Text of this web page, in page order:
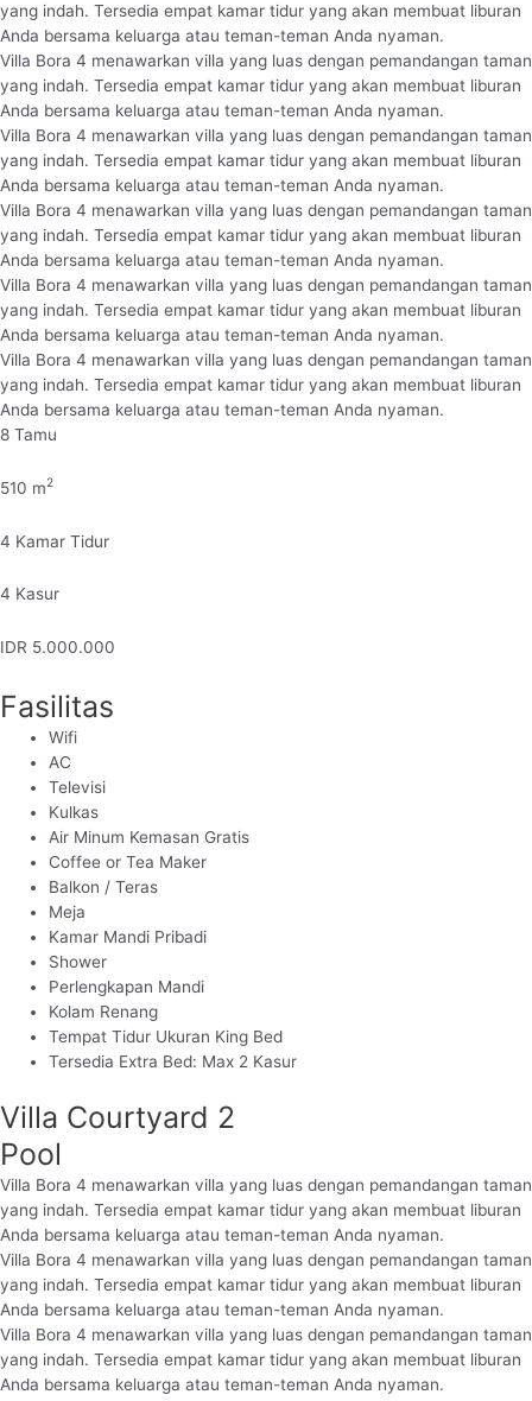
yang indah. Tersedia empat kamar tidur yang akan membuat liburan
Anda bersama keluarga atau teman-teman Anda nyaman.
Villa Bora 4 menawarkan villa yang luas dengan pemandangan taman
yang indah. Tersedia empat kamar tidur yang akan membuat liburan
Anda bersama keluarga atau teman-teman Anda nyaman.
Villa Bora 4 menawarkan villa yang luas dengan pemandangan taman
yang indah. Tersedia empat kamar tidur yang akan membuat liburan
Anda bersama keluarga atau teman-teman Anda nyaman.
Villa Bora 4 menawarkan villa yang luas dengan pemandangan taman
yang indah. Tersedia empat kamar tidur yang akan membuat liburan
Anda bersama keluarga atau teman-teman Anda nyaman.
Villa Bora 4 menawarkan villa yang luas dengan pemandangan taman
yang indah. Tersedia empat kamar tidur yang akan membuat liburan
Anda bersama keluarga atau teman-teman Anda nyaman.
Villa Bora 4 menawarkan villa yang luas dengan pemandangan taman
yang indah. Tersedia empat kamar tidur yang akan membuat liburan
Anda bersama keluarga atau teman-teman Anda nyaman.
8 Tamu
510 m2
4 Kamar Tidur
4 Kasur
IDR 5.000.000
Fasilitas
Wifi
AC
Televisi
Kulkas
Air Minum Kemasan Gratis
Coffee or Tea Maker
Balkon / Teras
Meja
Kamar Mandi Pribadi
Shower
Perlengkapan Mandi
Kolam Renang
Tempat Tidur Ukuran King Bed
Tersedia Extra Bed: Max 2 Kasur
Villa Courtyard 2
Pool
Villa Bora 4 menawarkan villa yang luas dengan pemandangan taman
yang indah. Tersedia empat kamar tidur yang akan membuat liburan
Anda bersama keluarga atau teman-teman Anda nyaman.
Villa Bora 4 menawarkan villa yang luas dengan pemandangan taman
yang indah. Tersedia empat kamar tidur yang akan membuat liburan
Anda bersama keluarga atau teman-teman Anda nyaman.
Villa Bora 4 menawarkan villa yang luas dengan pemandangan taman
yang indah. Tersedia empat kamar tidur yang akan membuat liburan
Anda bersama keluarga atau teman-teman Anda nyaman.